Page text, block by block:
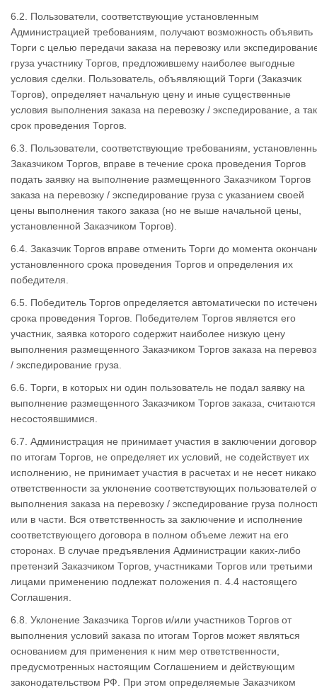
6.2. Пользователи, соответствующие установленным
Администрацией требованиям, получают возможность объявить
Торги с целью передачи заказа на перевозку или
груза участнику Торгов, предложившему наиболее выгодные
условия сделки. Пользователь, объявляющий Торги (Заказчик
Торгов), определяет начальную цену и иные существенные
условия выполнения заказа на перевозку / экспедирование, а
срок проведения Торгов.
6.3. Пользователи, соответствующие требованиям,
Заказчиком Торгов, вправе в течение срока проведения Торгов
подать заявку на выполнение размещенного Заказчиком Торгов
заказа на перевозку / экспедирование груза с указанием своей
цены выполнения такого заказа (но не выше начальной цены,
установленной Заказчиком Торгов).
6.4. Заказчик Торгов вправе отменить Торги до момента
установленного срока проведения Торгов и определения их
победителя.
6.5. Победитель Торгов определяется автоматически по
срока проведения Торгов. Победителем Торгов является его
участник, заявка которого содержит наиболее низкую цену
выполнения размещенного Заказчиком Торгов заказа на
/ экспедирование груза.
6.6. Торги, в которых ни один пользователь не подал заявку на
выполнение размещенного Заказчиком Торгов заказа, считаются
несостоявшимися.
6.7. Администрация не принимает участия в заключении
по итогам Торгов, не определяет их условий, не содействует их
исполнению, не принимает участия в расчетах и не несет
ответственности за уклонение соответствующих пользователей
выполнения заказа на перевозку / экспедирование груза
или в части. Вся ответственность за заключение и исполнение
соответствующего договора в полном объеме лежит на его
сторонах. В случае предъявления Администрации каких-либо
претензий Заказчиком Торгов, участниками Торгов или третьими
лицами применению подлежат положения п. 4.4 настоящего
Соглашения.
6.8. Уклонение Заказчика Торгов и/или участников Торгов от
выполнения условий заказа по итогам Торгов может являться
основанием для применения к ним мер ответственности,
предусмотренных настоящим Соглашением и действующим
законодательством РФ. При этом определяемые Заказчиком